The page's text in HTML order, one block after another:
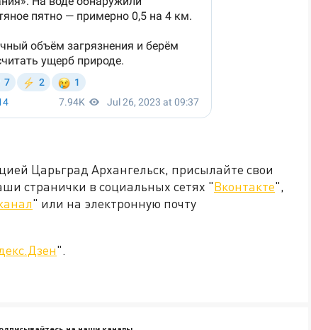
Царьград Архангельск, присылайте свои
странички в социальных сетях "Вконтакте",
" или на электронную почту
".